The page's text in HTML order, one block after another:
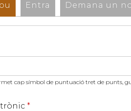
(pestanya activa)
Entra Demana un
cap símbol de puntuació tret de punts,
*